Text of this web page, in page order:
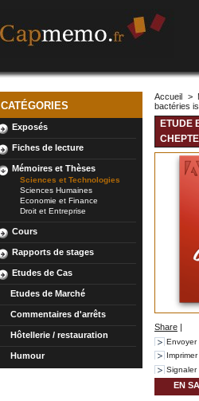
CATÉGORIES
Exposés
Fiches de lecture
Mémoires et Thèses
Sciences et Technologies
Sciences Humaines
Economie et Finance
Droit et Entreprise
Cours
Rapports de stages
Etudes de Cas
Etudes de Marché
Commentaires d'arrêts
Hôtellerie / restauration
Humour
Accueil >
bactéries
ETUDE
Share |
Envoyer
Imprimer
Signaler
EN